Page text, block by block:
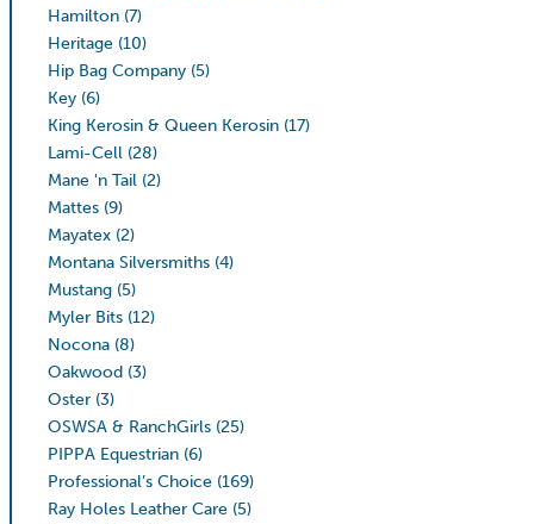
Hamilton (7)
Heritage (10)
Hip Bag Company (5)
Key (6)
King Kerosin & Queen Kerosin (17)
Lami-Cell (28)
Mane 'n Tail (2)
Mattes (9)
Mayatex (2)
Montana Silversmiths (4)
Mustang (5)
Myler Bits (12)
Nocona (8)
Oakwood (3)
Oster (3)
OSWSA & RanchGirls (25)
PIPPA Equestrian (6)
Professional’s Choice (169)
Ray Holes Leather Care (5)